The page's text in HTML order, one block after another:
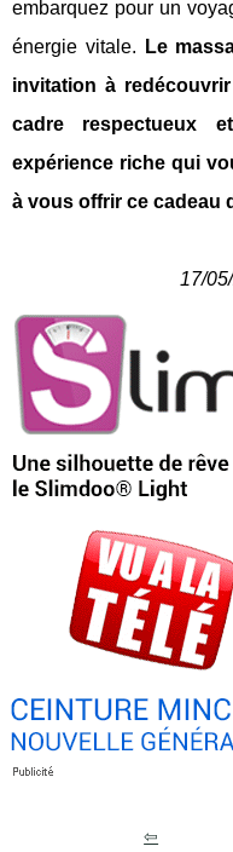
embarquez pour un
énergie vitale.
Le
invitation à
cadre respectueux
expérience riche qui
à vous offrir ce cadeau
17/